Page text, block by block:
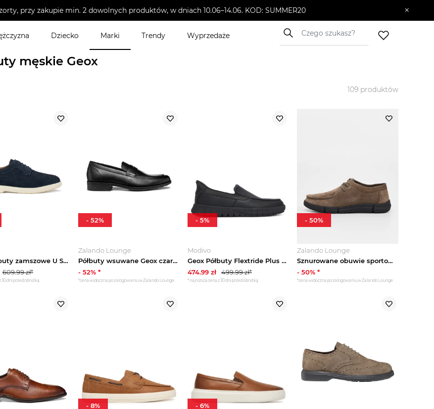
przy zakupie min. 2 dowolnych produktów, w dniach 10.06–14.06. KOD: SUMMER20 ×
Dziecko Marki Trendy Wyprzedaże
męskie Geox
109 produktów
Geox półbuty zamszowe U SPHERICA EC17 granatowy
609.99zł*
30 dni przed obniżką
Zalando Lounge
Półbuty wsuwane Geox czarny
- 52% *
*cena widoczna po zalogowaniu w Zalando Lounge
- 52%
Modivo
Geox Półbuty Flextride Plus U66MAC 0009B C9999 Czarny
474.99 zł 499.99zł*
*najniższa cena z 30 dni przed obniżką
- 5%
Zalando Lounge
Sznurowane obuwie sportowe Geox szary
- 50% *
*cena widoczna po zalogowaniu w Zalando Lounge
- 50%
- 8% - 6%